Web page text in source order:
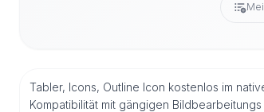
Tabler, Icons, Outline Icon kostenlos im
Kompatibilität mit gängigen